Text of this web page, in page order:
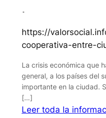
-
https://
cooperativa-entre-
La crisis económica que
general, a los países del
importante en la ciudad.
[…]
Leer toda la